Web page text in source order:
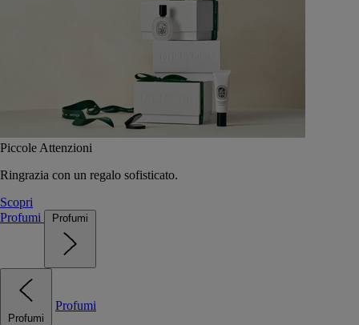
Piccole Attenzioni
Ringrazia con un regalo sofisticato.
Scopri
Profumi
Profumi
Profumi
Profumi